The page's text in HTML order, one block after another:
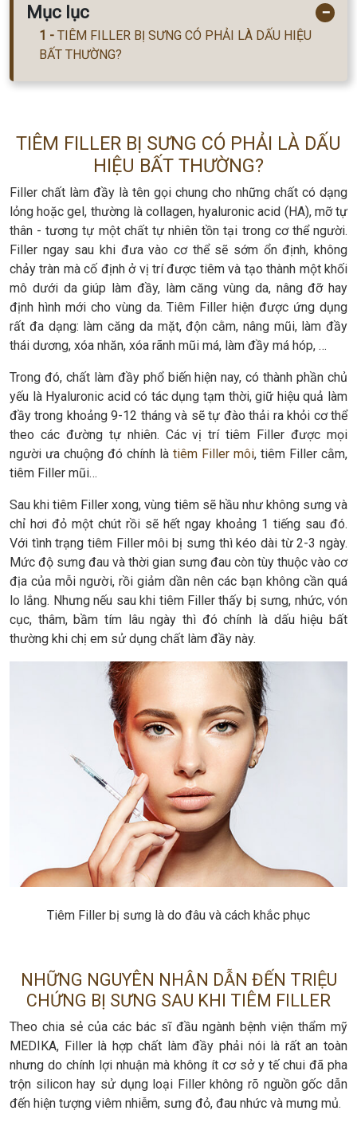
Mục lục −
TIÊM FILLER BỊ SƯNG CÓ PHẢI LÀ DẤU HIỆU
BẤT THƯỜNG?
TIÊM FILLER BỊ SƯNG CÓ PHẢI LÀ DẤU
HIỆU BẤT THƯỜNG?
Filler chất làm đầy là tên gọi chung cho những chất có dạng
lỏng hoặc gel, thường là collagen, hyaluronic acid (HA), mỡ tự
thân - tương tự một chất tự nhiên tồn tại trong cơ thể người.
Filler ngay sau khi đưa vào cơ thể sẽ sớm ổn định, không
chảy tràn mà cố định ở vị trí được tiêm và tạo thành một khối
mô dưới da giúp làm đầy, làm căng vùng da, nâng đỡ hay
định hình mới cho vùng da. Tiêm Filler hiện được ứng dụng
rất đa dạng: làm căng da mặt, độn cằm, nâng mũi, làm đầy
thái dương, xóa nhăn, xóa rãnh mũi má, làm đầy má hóp, …
Trong đó, chất làm đầy phổ biến hiện nay, có thành phần chủ
yếu là Hyaluronic acid có tác dụng tạm thời, giữ hiệu quả làm
đầy trong khoảng 9-12 tháng và sẽ tự đào thải ra khỏi cơ thể
theo các đường tự nhiên. Các vị trí tiêm Filler được mọi
người ưa chuộng đó chính là tiêm Filler môi, tiêm Filler cằm,
tiêm Filler mũi…
Sau khi tiêm Filler xong, vùng tiêm sẽ hầu như không sưng và
chỉ hơi đỏ một chút rồi sẽ hết ngay khoảng 1 tiếng sau đó.
Với tình trạng tiêm Filler môi bị sưng thì kéo dài từ 2-3 ngày.
Mức độ sưng đau và thời gian sưng đau còn tùy thuộc vào cơ
địa của mỗi người, rồi giảm dần nên các bạn không cần quá
lo lắng. Nhưng nếu sau khi tiêm Filler thấy bị sưng, nhức, vón
cục, thâm, bầm tím lâu ngày thì đó chính là dấu hiệu bất
thường khi chị em sử dụng chất làm đầy này.
Tiêm Filler bị sưng là do đâu và cách khắc phục
NHỮNG NGUYÊN NHÂN DẪN ĐẾN TRIỆU
CHỨNG BỊ SƯNG SAU KHI TIÊM FILLER
Theo chia sẻ của các bác sĩ đầu ngành bệnh viện thẩm mỹ
MEDIKA, Filler là hợp chất làm đầy phải nói là rất an toàn
nhưng do chính lợi nhuận mà không ít cơ sở y tế chui đã pha
trộn silicon hay sử dụng loại Filler không rõ nguồn gốc dẫn
đến hiện tượng viêm nhiễm, sưng đỏ, đau nhức và mưng mủ.